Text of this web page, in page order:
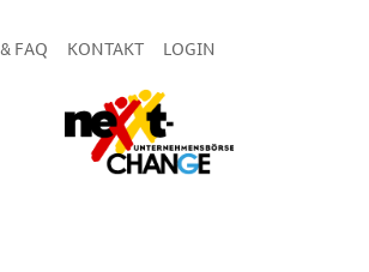
FAQ KONTAKT LOGIN